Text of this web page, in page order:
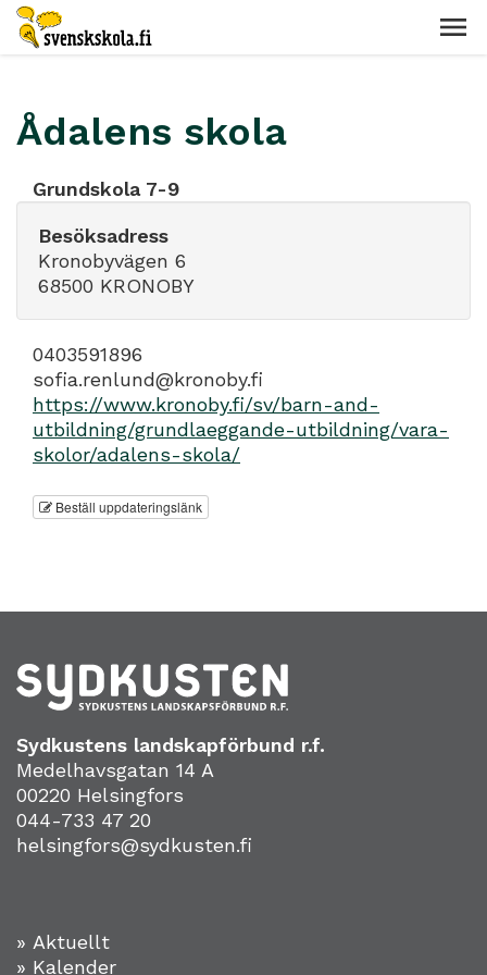
Ådalens skola
Grundskola 7-9
Besöksadress
Kronobyvägen 6
68500 KRONOBY
0403591896
sofia.renlund@kronoby.fi
https://www.kronoby.fi/sv/barn-and-
utbildning/grundlaeggande-utbildning/vara-
skolor/adalens-skola/
Beställ uppdateringslänk
Sydkustens landskapförbund r.f.
Medelhavsgatan 14 A
00220 Helsingfors
044-733 47 20
helsingfors@sydkusten.fi
» Aktuellt
» Kalender